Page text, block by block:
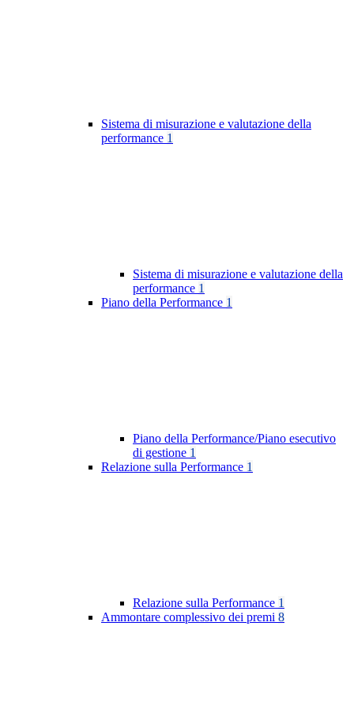
Sistema di misurazione e valutazione della
performance 1
Sistema di misurazione e valutazione della
performance 1
Piano della Performance 1
Piano della Performance/Piano esecutivo
di gestione 1
Relazione sulla Performance 1
Relazione sulla Performance 1
Ammontare complessivo dei premi 8